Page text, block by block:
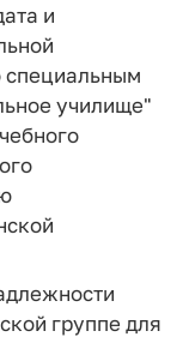
и
специальным
училище"
группе для